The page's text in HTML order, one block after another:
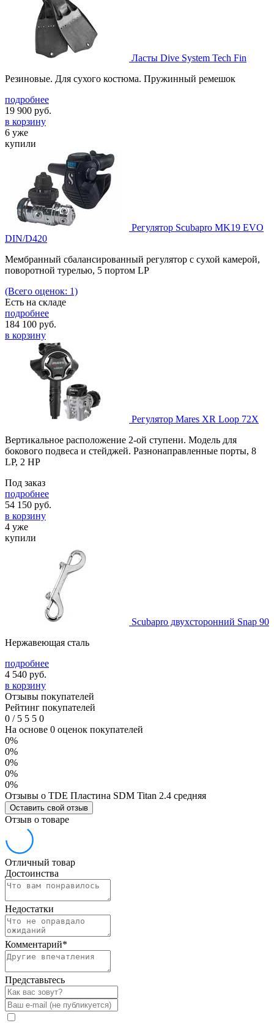
Ласты Dive System Tech Fin
Резиновые. Для сухого костюма. Пружинный ремешок
подробнее
19 900 руб.
в корзину
6 уже
купили
Регулятор Scubapro MK19 EVO
DIN/D420
Мембранный сбалансированный регулятор с сухой камерой,
поворотной турелью, 5 портом LP
(Всего оценок: 1)
Есть на складе
подробнее
184 100 руб.
в корзину
Регулятор Mares XR Loop 72X
Вертикальное расположение 2-ой ступени. Модель для
бокового подвеса и стейджей. Разнонаправленные порты, 8
LP, 2 HP
Под заказ
подробнее
54 150 руб.
в корзину
4 уже
купили
Scubapro двухсторонний Snap 90
Нержавеющая сталь
подробнее
4 540 руб.
в корзину
Отзывы покупателей
Рейтинг покупателей
0 /5 5 5 0
На основе 0 оценок покупателей
0%
0%
0%
0%
0%
Отзывы о TDE Пластина SDM Titan 2.4 средняя
Оставить свой отзыв
Отзыв о товаре
Отличный товар
Достоинства
Недостатки
Комментарий*
Представьтесь